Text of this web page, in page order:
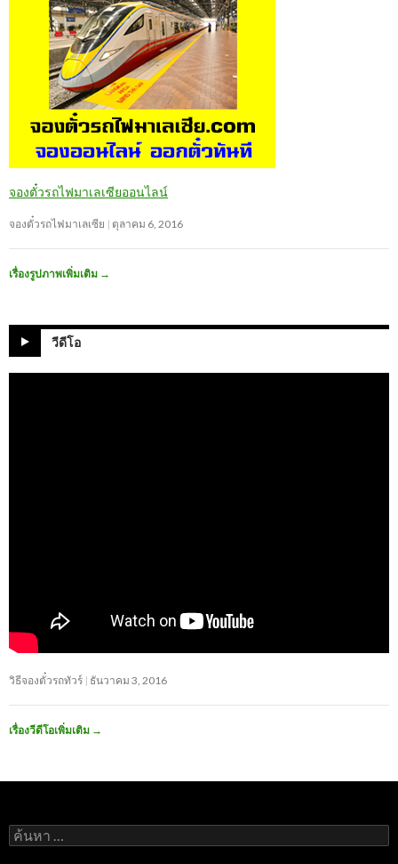
จองตั๋วรถไฟมาเลเซียออนไลน์
จองตั๋วรถไฟมาเลเซีย ตุลาคม 6, 2016
เรื่องรูปภาพเพิ่มเติม →
วีดีโอ
วิธีจองตั๋วรถทัวร์ ธันวาคม 3, 2016
เรื่องวีดีโอเพิ่มเติม →
ค้นหา
สำหรับ: